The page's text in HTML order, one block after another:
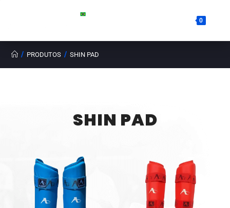
0
SHIN PAD
/ PRODUTOS / SHIN PAD